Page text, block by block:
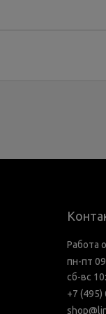
Работа
пн-пт
сб-вс
+7 (495)